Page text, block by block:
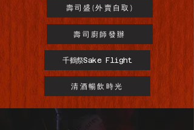
壽司盛(外賣自取)
壽司廚師發辦
千鶴祭Sake Flight
清酒暢飲時光